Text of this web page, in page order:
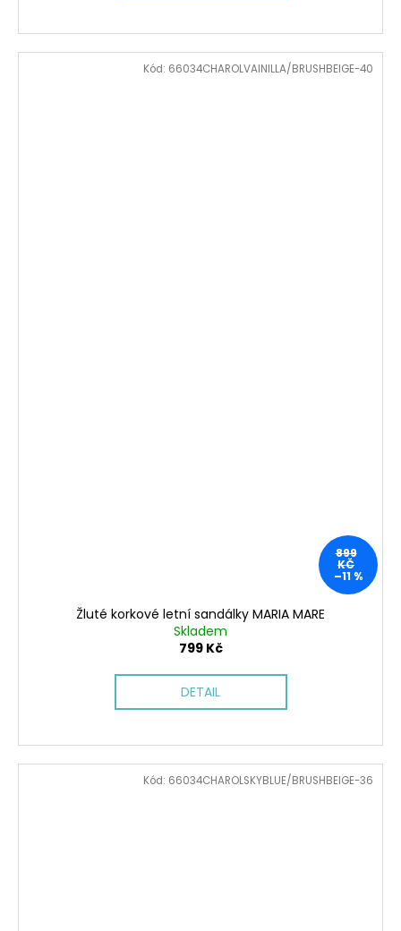
899
KČ
–11 %
Žluté korkové letní sandálky MARIA MARE
Skladem
799 Kč
DETAIL
Kód: 66034CHAROLVAINILLA/BRUSHBEIGE-40
Kód: 66034CHAROLSKYBLUE/BRUSHBEIGE-36